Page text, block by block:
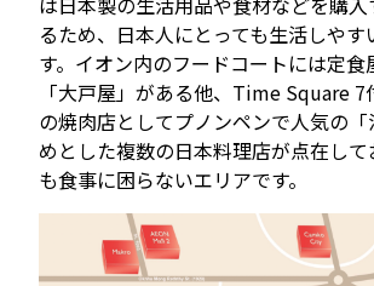
るため、日本人にとっても生活しやす
す。イオン内のフードコートには定食
「大戸屋」がある他、Time Square
の焼肉店としてプノンペンで人気の
めとした複数の日本料理店が点在し
も食事に困らないエリアです。